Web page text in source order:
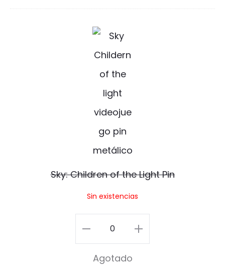
S
k
y
:
C
h
i
r
n
o
Sky: Children of the Light Pin
Sin existencias
Sky:
Children
Agotado